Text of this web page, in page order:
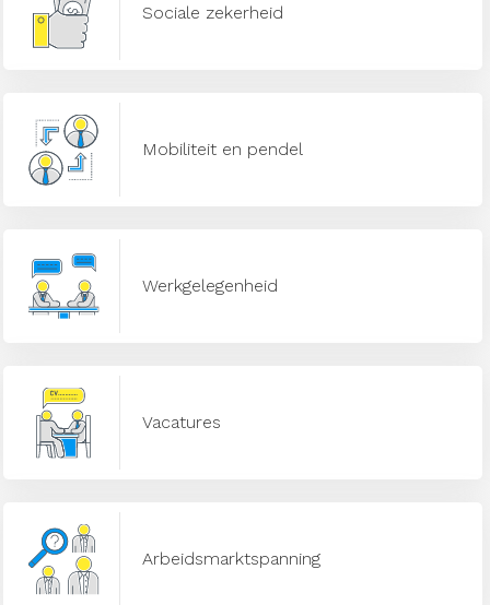
Sociale zekerheid
Mobiliteit en pendel
Werkgelegenheid
Vacatures
Arbeidsmarktspanning